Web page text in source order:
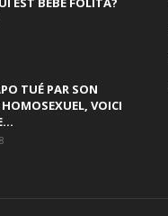
TUÉ PAR SON
VOICI